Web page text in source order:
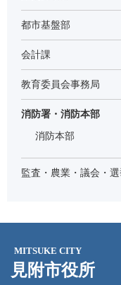
都市基盤部
会計課
教育委員会事務局
消防署・消防本部
消防本部
監査・農業・議会・選
MITSUKE CITY
見附市役所